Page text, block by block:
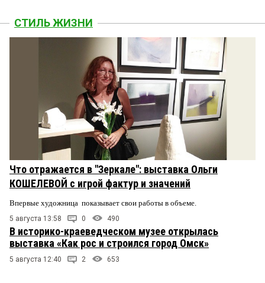
СТИЛЬ ЖИЗНИ
Что отражается в "Зеркале": выставка Ольги
КОШЕЛЕВОЙ с игрой фактур и значений
Впервые художница показывает свои работы в объеме.
5 августа 13:58 0 490
В историко-краеведческом музее открылась
выставка «Как рос и строился город Омск»
5 августа 12:40 2 653